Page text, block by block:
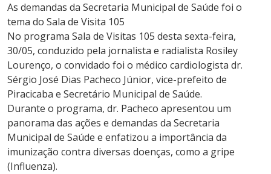
As demandas da Secretaria Municipal de Saúde foi o
tema do Sala de Visita 105
No programa Sala de Visitas 105 desta sexta-feira,
30/05, conduzido pela jornalista e radialista Rosiley
Lourenço, o convidado foi o médico cardiologista dr.
Sérgio José Dias Pacheco Júnior, vice-prefeito de
Piracicaba e Secretário Municipal de Saúde.
Durante o programa, dr. Pacheco apresentou um
panorama das ações e demandas da Secretaria
Municipal de Saúde e enfatizou a importância da
imunização contra diversas doenças, como a gripe
(Influenza).